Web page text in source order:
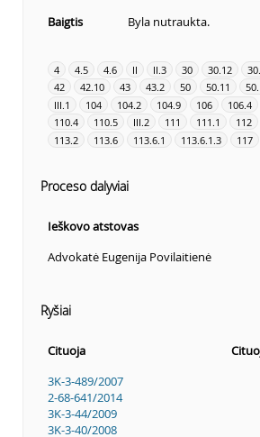
Baigtis
Byla nutraukta.
4 4.5 4.6 II II.3 30 30.12
42
42.10 43 43.2 50 50.11
III.1
104 104.2 104.9 106 106.4
110.4
110.5 III.2 111 111.1 112
113.2
113.6 113.6.1 113.6.1.3 117
Proceso dalyviai
Ieškovo atstovas
Advokatė Eugenija Povilaitienė
Ryšiai
Cituoja
3K-3-489/2007
2-68-641/2014
3K-3-44/2009
3K-3-40/2008